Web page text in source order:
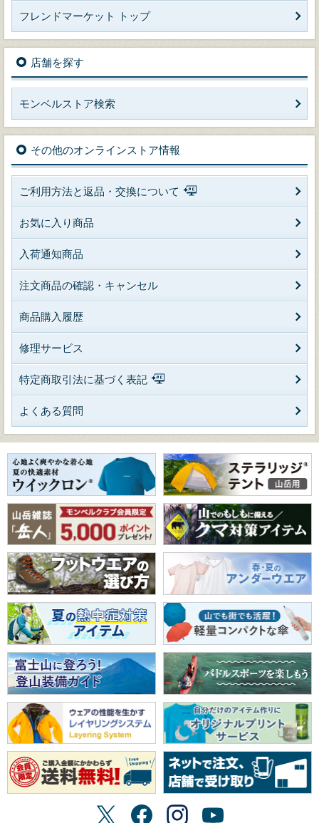
フレンドマーケット トップ
店舗を探す
モンベルストア検索
その他のオンラインストア情報
ご利用方法と返品・交換について
お気に入り商品
入荷通知商品
注文商品の確認・キャンセル
商品購入履歴
修理サービス
特定商取引法に基づく表記
よくある質問